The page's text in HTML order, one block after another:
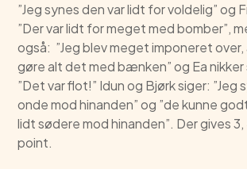
”Jeg synes den var lidt for voldelig” og
”Der var lidt for meget med bomber”,
også: ”Jeg blev meget imponeret
gøre alt det med bænken” og Ea
”Det var flot!” Idun og Bjørk siger: ”Jeg
onde mod hinanden” og ”de kunne
lidt sødere mod hinanden”. Der gives
point.